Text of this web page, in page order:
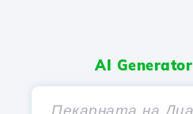
AI Generator